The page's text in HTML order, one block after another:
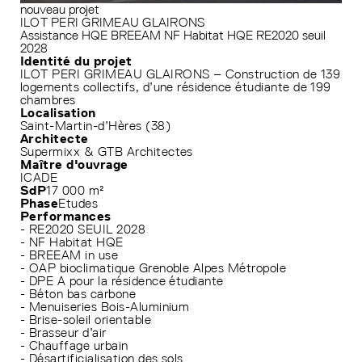
nouveau projet
ILOT PERI GRIMEAU GLAIRONS
Assistance HQE BREEAM NF Habitat HQE RE2020 seuil
2028
Identité du projet
ILOT PERI GRIMEAU GLAIRONS – Construction de 139
logements collectifs, d’une résidence étudiante de 199
chambres
Localisation
Saint-Martin-d’Hères (38)
Architecte
Supermixx & GTB Architectes
Maître d'ouvrage
ICADE
SdP17 000 m²
PhaseEtudes
Performances
- RE2020 SEUIL 2028
- NF Habitat HQE
- BREEAM in use
- OAP bioclimatique Grenoble Alpes Métropole
- DPE A pour la résidence étudiante
- Béton bas carbone
- Menuiseries Bois-Aluminium
- Brise-soleil orientable
- Brasseur d’air
- Chauffage urbain
- Désartificialisation des sols